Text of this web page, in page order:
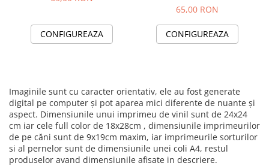
CONFIGUREAZA
65,00 RON
CONFIGUREAZA
Imaginile sunt cu caracter orientativ, ele au fost generate
digital pe computer și pot aparea mici diferente de nuante și
aspect. Dimensiunile unui imprimeu de vinil sunt de 24x24
cm iar cele full color de 18x28cm , dimensiunile imprimeurilor
de pe căni sunt de 9x19cm maxim, iar imprimeurile sorturilor
si al pernelor sunt de dimensiunile unei coli A4, restul
produselor avand dimensiunile afisate in descriere.